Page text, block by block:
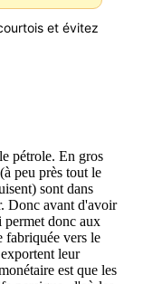
et évitez